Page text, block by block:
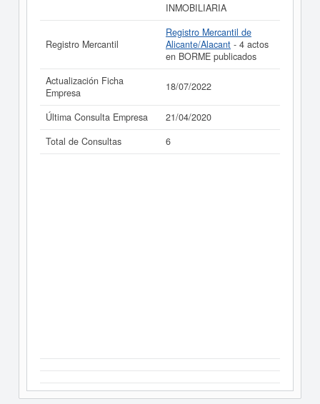
INMOBILIARIA
Registro Mercantil
Registro Mercantil de
Alicante/Alacant - 4 actos
en BORME publicados
Actualización Ficha
Empresa
18/07/2022
Última Consulta Empresa
21/04/2020
Total de Consultas
6